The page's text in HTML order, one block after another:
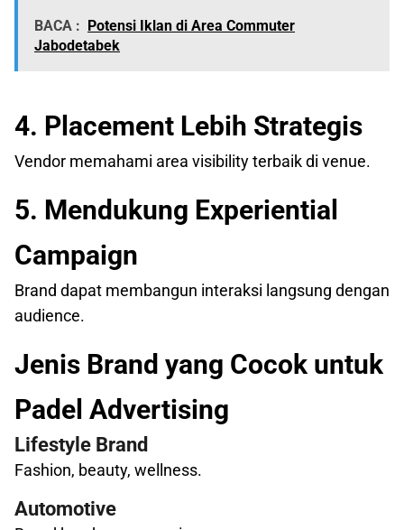
BACA : Potensi Iklan di Area Commuter
Jabodetabek
4. Placement Lebih Strategis
Vendor memahami area visibility terbaik di venue.
5. Mendukung Experiential
Campaign
Brand dapat membangun interaksi langsung dengan
audience.
Jenis Brand yang Cocok untuk
Padel Advertising
Lifestyle Brand
Fashion, beauty, wellness.
Automotive